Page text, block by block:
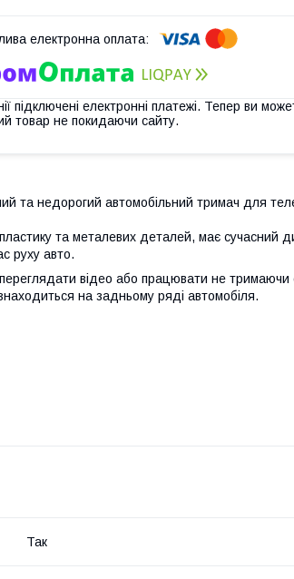
підключені електронні платежі. Тепер ви
товар не покидаючи сайту.
та недорогий автомобільний тримач для
та металевих деталей, має сучасний
руху авто.
відео або працювати не
на задньому ряді автомобіля.
Так